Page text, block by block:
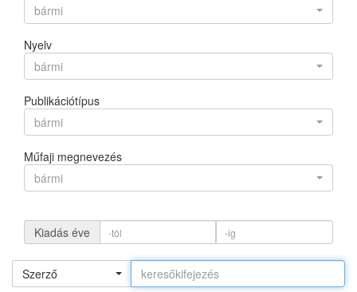
bármi
Nyelv
bármi
Publikációtípus
bármi
Műfaji megnevezés
bármi
Kiadás éve
Szerző